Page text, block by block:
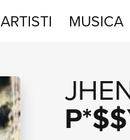
ARTISTI MUSICA